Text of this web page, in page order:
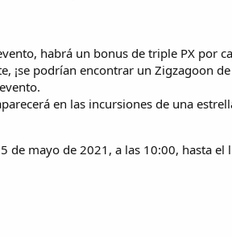
habrá un bonus de triple PX por
¡se podrían encontrar un Zigzagoon
en las incursiones de una
de mayo de 2021, a las 10:00, hasta